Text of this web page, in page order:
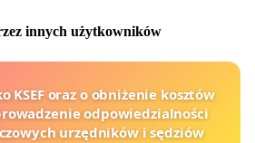
innych użytkowników
KSEF oraz o obniżenie kosztów
odpowiedzialności
urzędników i sędziów